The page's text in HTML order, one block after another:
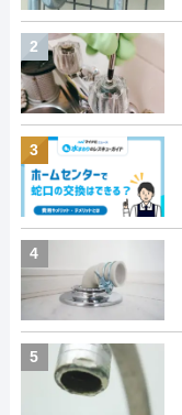
2
3
4
5